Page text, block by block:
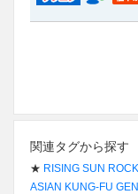
関連タグから探す
★ RISING SUN
ASIAN KUNG-FU